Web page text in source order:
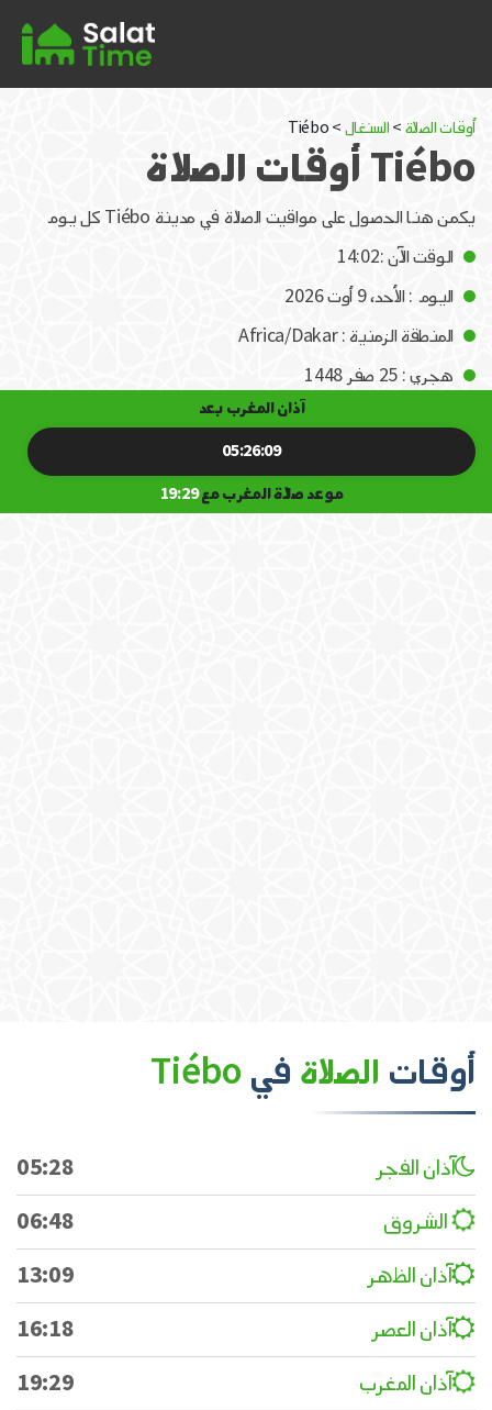
أوقات الصلاة > السنغال > Tiébo
Tiébo أوقات الصلاة
يكمن هنا الحصول على مواقيت الصلاة في مدينة Tiébo كل يوم
الوقت الآن :14:02
اليوم : الأحد، 9 أوت 2026
المنطقة الزمنية : Africa/Dakar
هجري : 25 صفر 1448
آذان المغرب بعد
05:26:09
موعد صلاة المغرب مع19:29
أوقات الصلاة في
آذان الفجر
05:28
الشروق
06:48
آذان الظهر
13:09
آذان العصر
16:18
آذان المغرب
19:29